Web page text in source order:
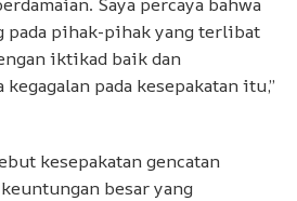
pada pihak-pihak yang terlibat
iktikad baik dan
pada kesepakatan itu,”
kesepakatan gencatan
besar yang